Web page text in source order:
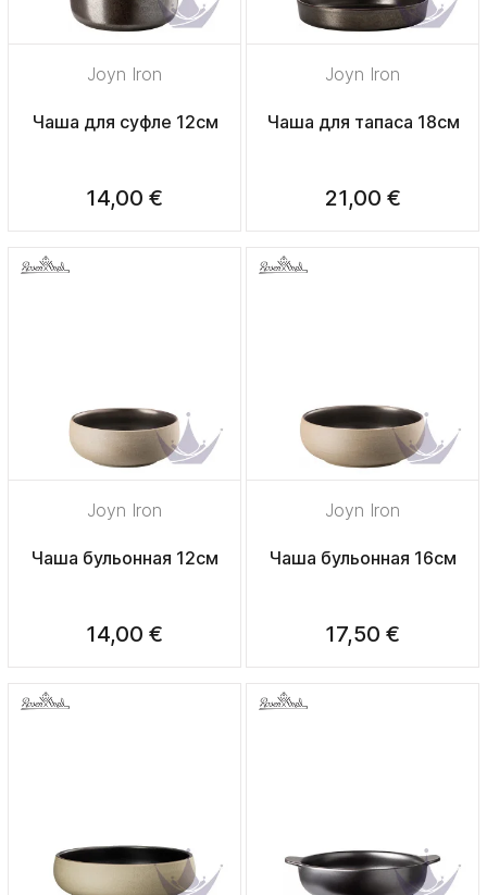
Joyn Iron
Чаша для суфле 12см
14,00 €
Joyn Iron
Чаша для тапаса 18см
21,00 €
Joyn Iron
Чаша бульонная 12см
14,00 €
Joyn Iron
Чаша бульонная 16см
17,50 €